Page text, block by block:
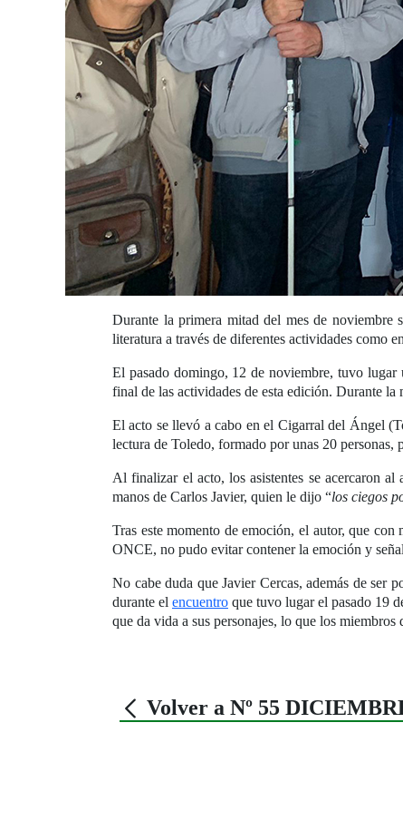
Durante la primera mitad del mes de
literatura a través de diferentes actividades como
El pasado domingo, 12 de noviembre, tuvo lugar
final de las actividades de esta edición. Durante
El acto se llevó a cabo en el Cigarral del Ángel
lectura de Toledo, formado por unas 20 personas,
Al finalizar el acto, los asistentes se acercaron
manos de Carlos Javier, quien le dijo “los ciegos
Tras este momento de emoción, el autor, que
ONCE, no pudo evitar contener la emoción y
No cabe duda que Javier Cercas, además de ser
durante el encuentro que tuvo lugar el pasado 19
que da vida a sus personajes, lo que los
Volver a Nº 55